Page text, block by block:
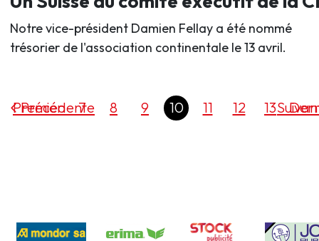
Notre vice-président Damien Fellay a été nommé
trésorier de l'association continentale le 13 avril.
Précédente
Premier 7 8 9 10 11 12 13